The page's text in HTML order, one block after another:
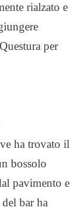
rialzato e
per
ha trovato il
bossolo
pavimento e
bar ha